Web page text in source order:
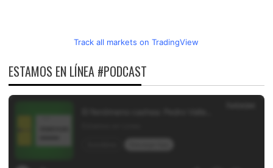
Track all markets on TradingView
ESTAMOS EN LÍNEA #PODCAST